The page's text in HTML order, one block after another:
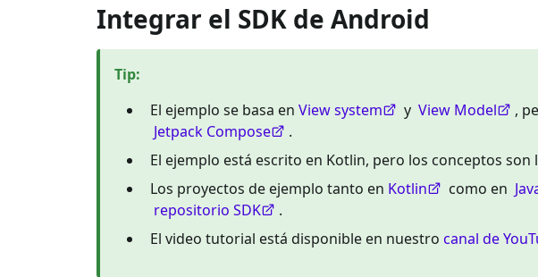
Integrar el SDK de Android
Tip:
El ejemplo se basa en View system y View Model
,
Jetpack Compose
.
El ejemplo está escrito en Kotlin, pero los conceptos son
Los proyectos de ejemplo tanto en Kotlin como en
repositorio SDK
.
El video tutorial está disponible en nuestro canal de